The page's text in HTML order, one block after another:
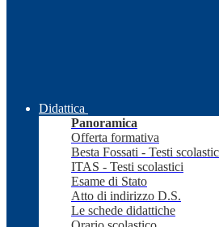
Didattica
Panoramica
Offerta formativa
Besta Fossati - Testi
ITAS - Testi scolastici
Esame di Stato
Atto di indirizzo D.S.
Le schede didattiche